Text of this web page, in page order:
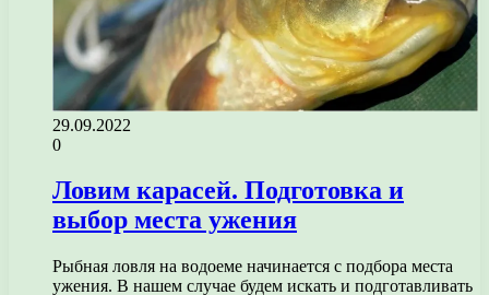
29.09.2022
0
Ловим карасей. Подготовка и
выбор места ужения
Рыбная ловля на водоеме начинается с подбора места
ужения. В нашем случае будем искать и подготавливать